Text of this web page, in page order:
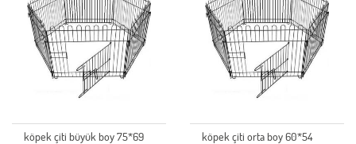
köpek çiti büyük boy 75*69 köpek çiti orta boy 60*54